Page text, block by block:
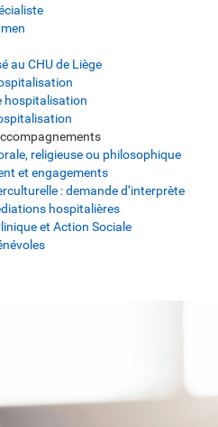
au CHU de Liège
hospitalisation
religieuse ou philosophique
et engagements
: demande d’interprète
hospitalières
et Action Sociale